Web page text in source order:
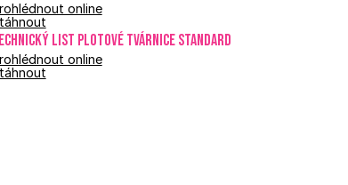
online
list PLOTOVÉ TVÁRNICE STANDARD
online